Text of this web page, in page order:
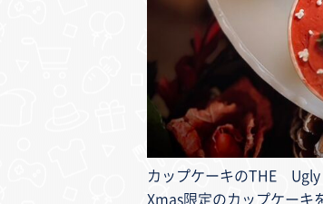
カップケーキのTHE Ugly
Xmas限定のカップケーキ